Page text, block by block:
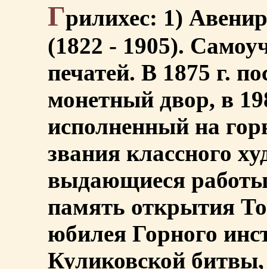
Грилихес: 1)
(1822 - 1905).
печатей. В 1875 г.
монетный двор, в
исполненный на
звания классного
выдающиеся
память открытия
юбилея Горного
Куликовской битвы,